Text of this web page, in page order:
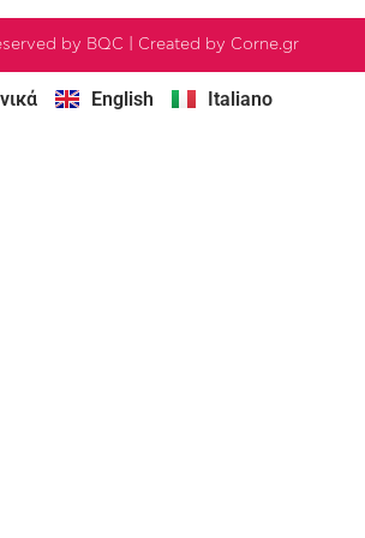
by BQC | Created by Corne.gr
English Italiano